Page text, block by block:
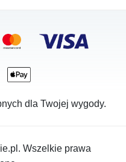
dla Twojej wygody.
Wszelkie prawa